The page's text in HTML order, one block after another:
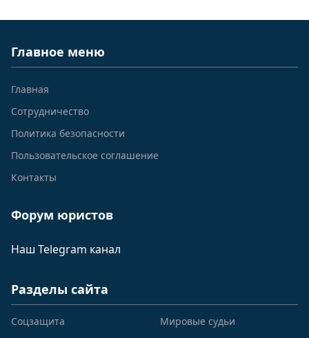
Главное меню
Главная
Сотрудничество
Политика безопасности
Пользовательское соглашение
Контакты
Форум юристов
Наш Telegram канал
Разделы сайта
Соцзащита
Мировые судьи